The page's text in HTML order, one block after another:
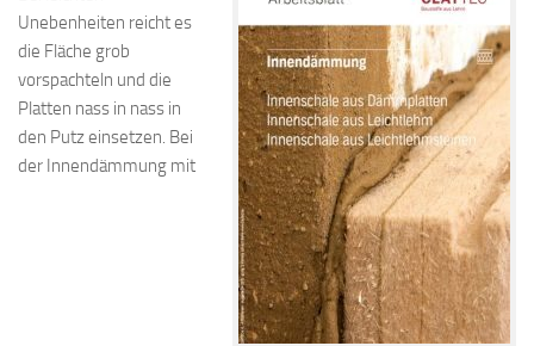
Unebenheiten reicht es
die Fläche grob
vorspachteln und die
Platten nass in nass in
den Putz einsetzen. Bei
der Innendämmung mit